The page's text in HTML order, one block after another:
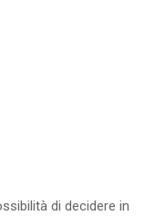
di decidere in